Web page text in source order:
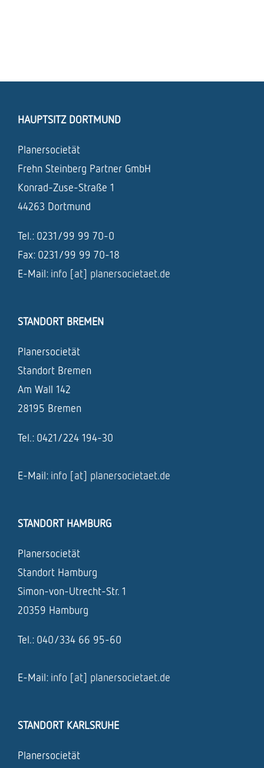
HAUPTSITZ DORTMUND
Planersocietät
Frehn Steinberg Partner GmbH
Konrad-Zuse-Straße 1
44263 Dortmund
Tel.: 0231/99 99 70-0
Fax: 0231/99 99 70-18
E-Mail: info [at] planersocietaet.de
STANDORT BREMEN
Planersocietät
Standort Bremen
Am Wall 142
28195 Bremen
Tel.: 0421/224 194-30
E-Mail: info [at] planersocietaet.de
STANDORT HAMBURG
Planersocietät
Standort Hamburg
Simon-von-Utrecht-Str. 1
20359 Hamburg
Tel.: 040/334 66 95-60
E-Mail: info [at] planersocietaet.de
STANDORT KARLSRUHE
Planersocietät